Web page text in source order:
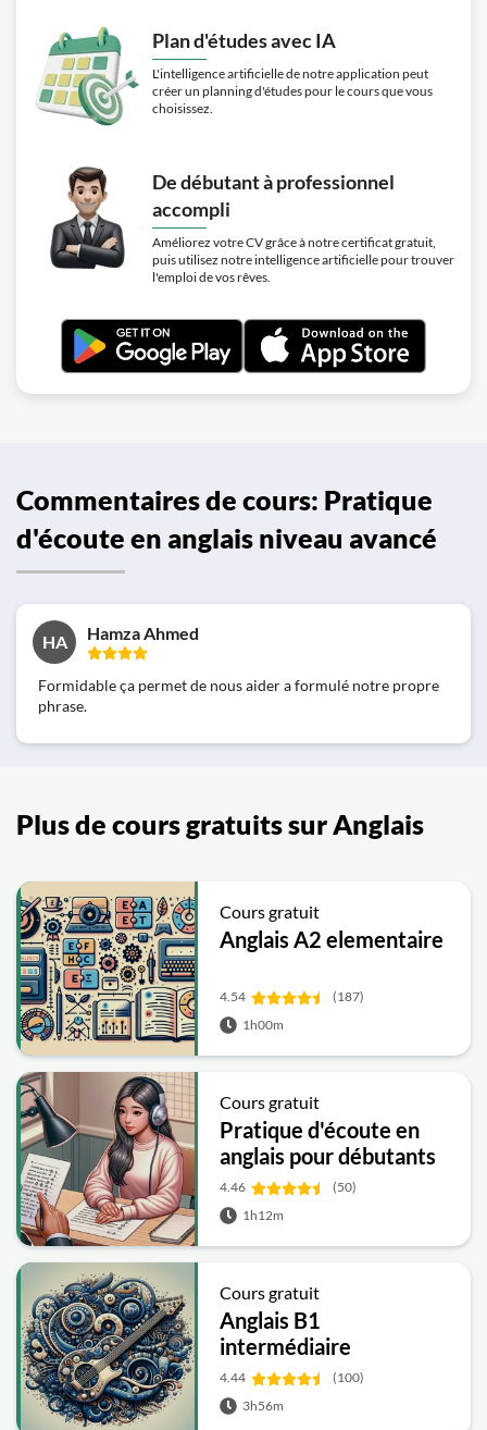
Plan d'études avec IA
L'intelligence artificielle de notre application peut
créer un planning d'études pour le cours que vous
choisissez.
De débutant à professionnel
accompli
Améliorez votre CV grâce à notre certificat gratuit,
puis utilisez notre intelligence artificielle pour trouver
l'emploi de vos rêves.
Commentaires de cours: Pratique
d'écoute en anglais niveau avancé
HA Hamza Ahmed
Formidable ça permet de nous aider a formulé notre propre
phrase.
Plus de cours gratuits sur Anglais
Cours gratuit
Anglais A2 elementaire
4.54
(187)
1h00m
Cours gratuit
Pratique d'écoute en
anglais pour débutants
4.46
(50)
1h12m
Cours gratuit
Anglais B1
intermédiaire
4.44
(100)
3h56m